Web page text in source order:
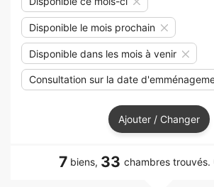
Disponible le mois prochain
Disponible dans les mois à venir
Consultation sur la date
Ajouter / Changer
7 biens, 33 chambres trouvés.